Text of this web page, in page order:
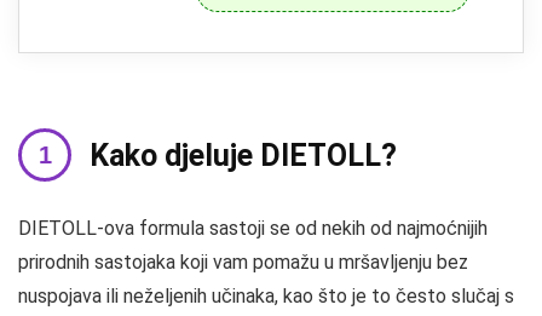
Kako djeluje DIETOLL?
DIETOLL-ova formula sastoji se od nekih od najmoćnijih
prirodnih sastojaka koji vam pomažu u mršavljenju bez
nuspojava ili neželjenih učinaka, kao što je to često slučaj s